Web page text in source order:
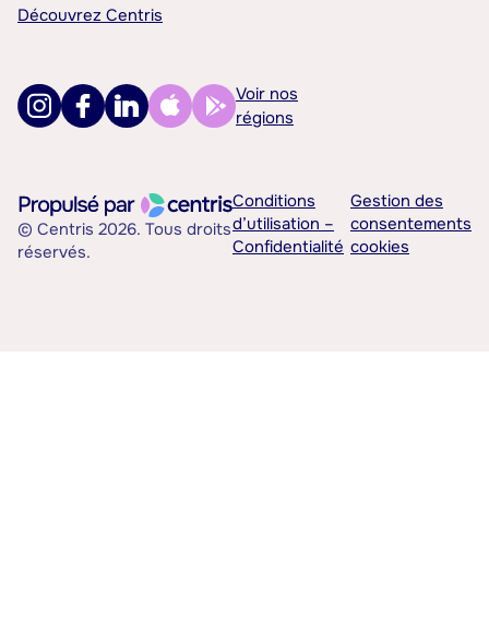
Découvrez Centris
Voir nos
régions
© Centris 2026. Tous droits
réservés.
Conditions
d’utilisation –
Confidentialité
Gestion des
consentements
cookies